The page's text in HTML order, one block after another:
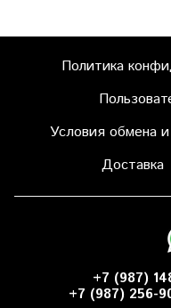
Политика
Условия обмена
Доставка
+7 (987)
+7 (987) 256-